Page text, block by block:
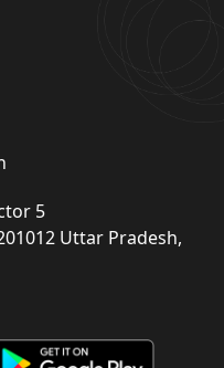
5
Uttar Pradesh,